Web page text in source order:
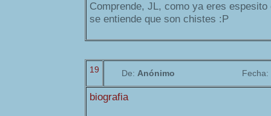
Comprende, JL, como ya eres
se entiende que son chistes :P
19 De: Anónimo Fecha:
biografia